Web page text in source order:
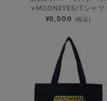
×MOONEYES/Tシャツ
¥5,500 (税込)